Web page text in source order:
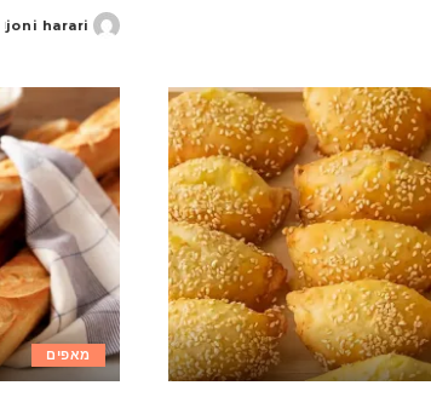
Posted
joni harari
מאפים